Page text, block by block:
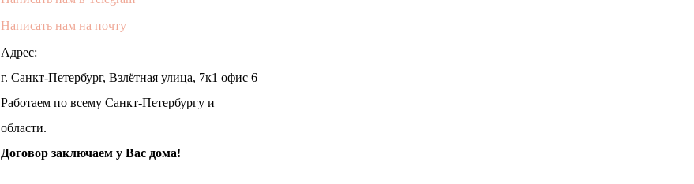
Написать нам на почту
Адрес:
г. Санкт-Петербург, Взлётная улица, 7к1 офис 6
Работаем по всему Санкт-Петербургу и
области.
Договор заключаем у Вас дома!